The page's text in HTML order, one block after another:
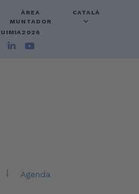
ÀREA
MUNTADOR
CATALÀ
| Agenda